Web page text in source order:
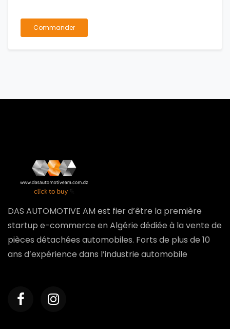
Commander
DAS AUTOMOTIVE AM est fier d’être la première
startup e-commerce en Algérie dédiée à la vente de
pièces détachées automobiles. Forts de plus de 10
ans d’expérience dans l’industrie automobile